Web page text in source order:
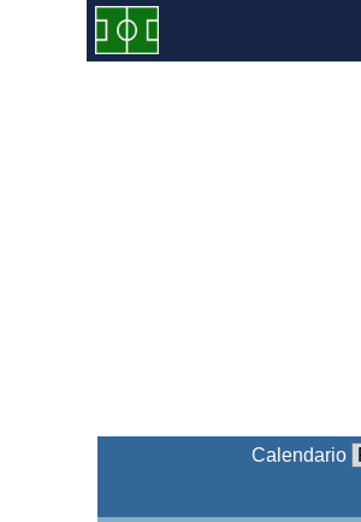
Calendario